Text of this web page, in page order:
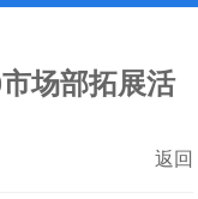
场部拓展活
返回